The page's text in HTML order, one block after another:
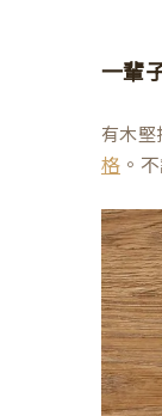
一輩
有木
格 。